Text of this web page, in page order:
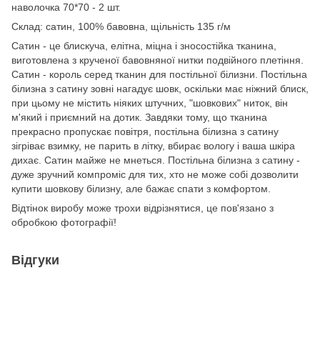
наволочка 70*70 - 2 шт.
Cклад: сатин, 100% бавовна, щільність 135 г/м
Сатин - це блискуча, елітна, міцна і зносостійка тканина,
виготовлена з крученої бавовняної нитки подвійного плетіння.
Сатин - король серед тканин для постільної білизни. Постільна
білизна з сатину зовні нагадує шовк, оскільки має ніжний блиск,
при цьому не містить ніяких штучних, "шовкових" ниток, він
м'який і приємний на дотик. Завдяки тому, що тканина
прекрасно пропускає повітря, постільна білизна з сатину
зігріває взимку, не парить в літку, вбирає вологу і ваша шкіра
дихає. Сатин майже не мнеться. Постільна білизна з сатину -
дуже зручний компроміс для тих, хто не може собі дозволити
купити шовкову білизну, але бажає спати з комфортом.
Відтінок виробу може трохи відрізнятися, це пов'язано з
обробкою фотографії!
Відгуки